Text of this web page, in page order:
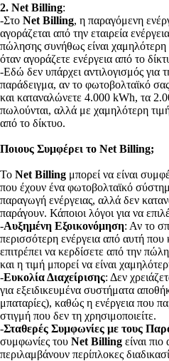
2. Net Billing:
-Στο Net Billing, η παραγόμενη
αγοράζεται από την εταιρεία
πώλησης συνήθως είναι
όταν αγοράζετε ενέργεια από το
-Εδώ δεν υπάρχει αντιλογισμός για
παράδειγμα, αν το φωτοβολταϊκό
και καταναλώνετε 4.000 kWh, τα
πωλούνται, αλλά με χαμηλότερη
από το δίκτυο.
Ποιους Συμφέρει το Net Billing;
Το Net Billing μπορεί να είναι
που έχουν ένα φωτοβολταϊκό
παραγωγή ενέργειας, αλλά δεν
παράγουν. Κάποιοι λόγοι για να
-Αυξημένη Εξοικονόμηση: Αν το
περισσότερη ενέργεια από αυτή που
επιτρέπει να κερδίσετε από την
και η τιμή μπορεί να είναι
-Ευκολία Διαχείρισης: Δεν
για εξειδικευμένα συστήματα
μπαταρίες), καθώς η ενέργεια που
στιγμή που δεν τη χρησιμοποιείτε.
-Σταθερές Συμφωνίες με τους
συμφωνίες του Net Billing είναι
περιλαμβάνουν περίπλοκες